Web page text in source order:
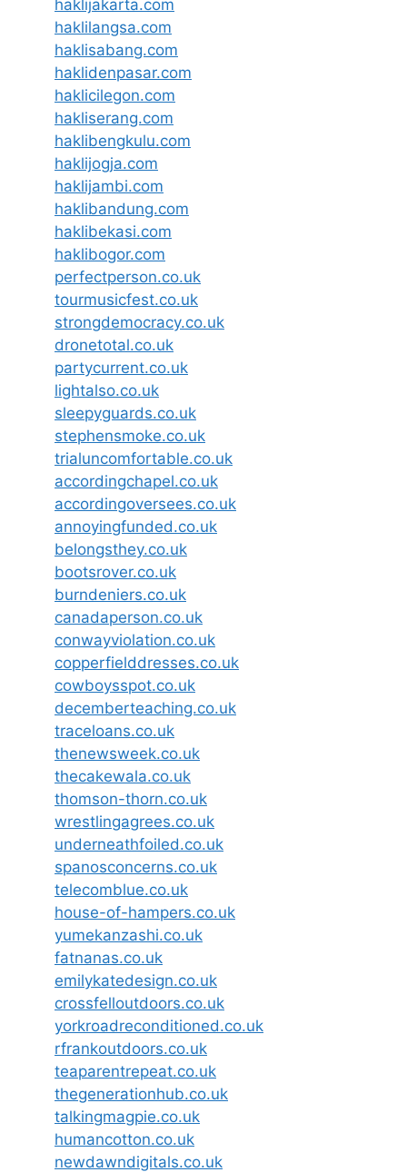
haklijakarta.com
haklilangsa.com
haklisabang.com
haklidenpasar.com
haklicilegon.com
hakliserang.com
haklibengkulu.com
haklijogja.com
haklijambi.com
haklibandung.com
haklibekasi.com
haklibogor.com
perfectperson.co.uk
tourmusicfest.co.uk
strongdemocracy.co.uk
dronetotal.co.uk
partycurrent.co.uk
lightalso.co.uk
sleepyguards.co.uk
stephensmoke.co.uk
trialuncomfortable.co.uk
accordingchapel.co.uk
accordingoversees.co.uk
annoyingfunded.co.uk
belongsthey.co.uk
bootsrover.co.uk
burndeniers.co.uk
canadaperson.co.uk
conwayviolation.co.uk
copperfielddresses.co.uk
cowboysspot.co.uk
decemberteaching.co.uk
traceloans.co.uk
thenewsweek.co.uk
thecakewala.co.uk
thomson-thorn.co.uk
wrestlingagrees.co.uk
underneathfoiled.co.uk
spanosconcerns.co.uk
telecomblue.co.uk
house-of-hampers.co.uk
yumekanzashi.co.uk
fatnanas.co.uk
emilykatedesign.co.uk
crossfelloutdoors.co.uk
yorkroadreconditioned.co.uk
rfrankoutdoors.co.uk
teaparentrepeat.co.uk
thegenerationhub.co.uk
talkingmagpie.co.uk
humancotton.co.uk
newdawndigitals.co.uk